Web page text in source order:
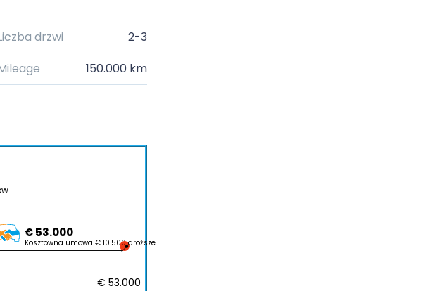
drzwi
2-3
150.000 km
€ 53.000
Kosztowna umowa € 10.500 droższe
€ 53.000